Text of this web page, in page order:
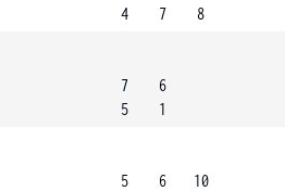
4
7
8
7
5
6
1
5
6
10